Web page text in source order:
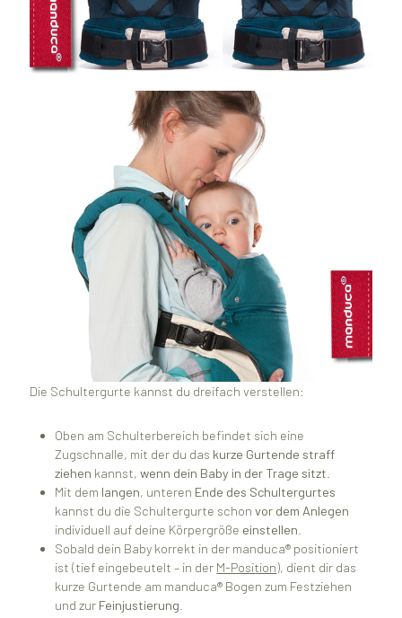
Die Schultergurte kannst du dreifach verstellen:
Oben am Schulterbereich befindet sich eine
Zugschnalle, mit der du das kurze Gurtende straff
ziehen kannst,wenn dein Baby in der Trage sitzt.
Mit dem langen, unteren Ende des Schultergurtes
kannst du die Schultergurte schonvor dem Anlegen
individuell auf deine Körpergröße einstellen.
Sobald dein Baby korrekt in der manduca® positioniert
ist (tief eingebeutelt – in der M-Position), dient dir das
kurze Gurtende am manduca® Bogen zum Festziehen
und zur Feinjustierung.